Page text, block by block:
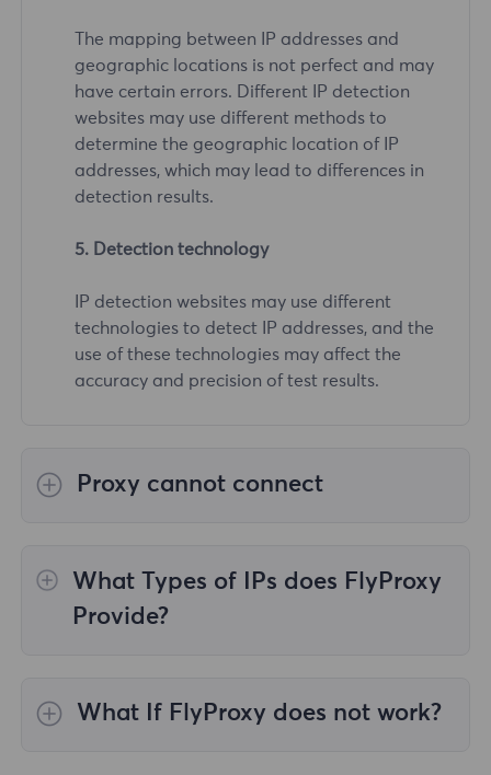
The mapping between IP addresses and
geographic locations is not perfect and may
have certain errors. Different IP detection
websites may use different methods to
determine the geographic location of IP
addresses, which may lead to differences in
detection results.
5. Detection technology
IP detection websites may use different
technologies to detect IP addresses, and the
use of these technologies may affect the
accuracy and precision of test results.
Proxy cannot connect
1.First, please make sure your network
environment is not in mainland China.
environment;
What Types of IPs does FlyProxy
Provide?
residential proxy, and unlimited residential
What If FlyProxy does not work?